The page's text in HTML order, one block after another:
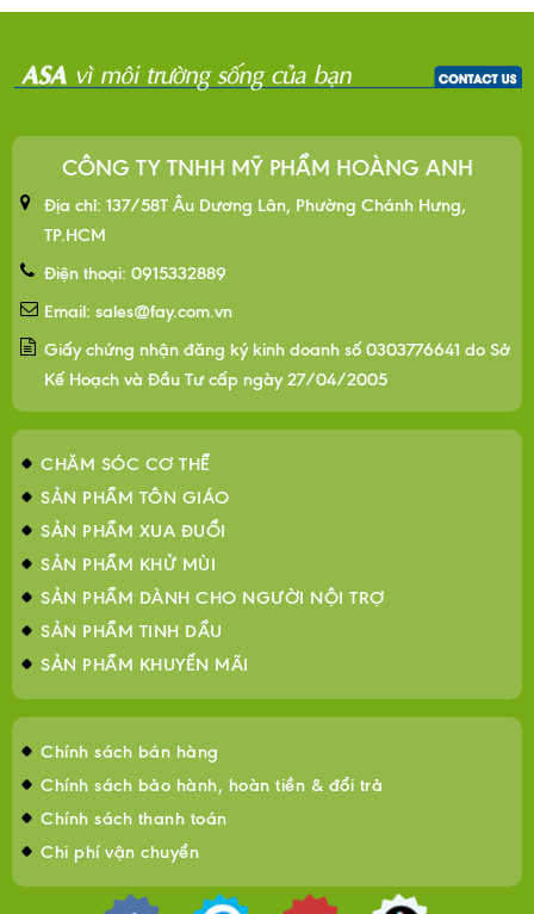
CÔNG TY TNHH MỸ PHẨM HOÀNG ANH
Địa chỉ: 137/58T Âu Dương Lân, Phường Chánh Hưng,
TP.HCM
Điện thoại: 0915332889
Email: sales@fay.com.vn
Giấy chứng nhận đăng ký kinh doanh số 0303776641 do Sở
Kế Hoạch và Đầu Tư cấp ngày 27/04/2005
CHĂM SÓC CƠ THỂ
SẢN PHẨM TÔN GIÁO
SẢN PHẨM XUA ĐUỔI
SẢN PHẨM KHỬ MÙI
SẢN PHẨM DÀNH CHO NGƯỜI NỘI TRỢ
SẢN PHẨM TINH DẦU
SẢN PHẨM KHUYẾN MÃI
Chính sách bán hàng
Chính sách bảo hành, hoàn tiền & đổi trả
Chính sách thanh toán
Chi phí vận chuyển